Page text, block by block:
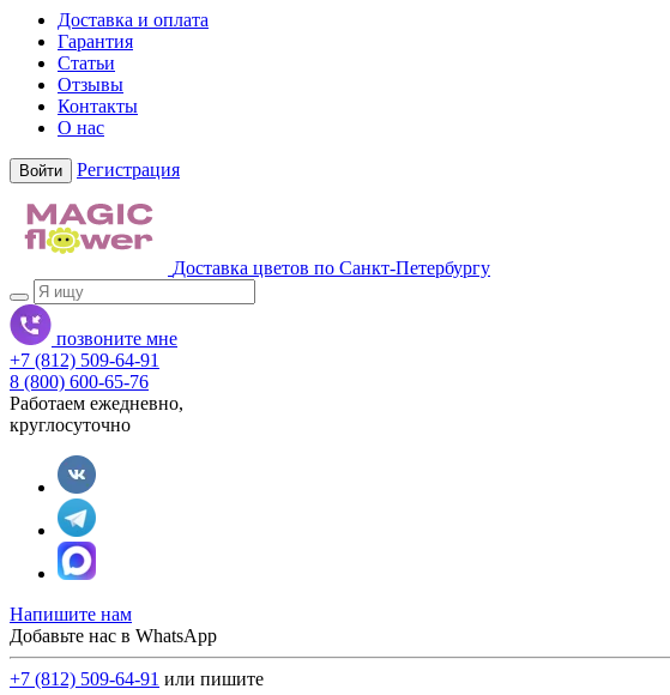
Доставка и оплата
Гарантия
Статьи
Отзывы
Контакты
О нас
Войти Регистрация
Доставка цветов по Санкт-Петербургу
позвоните мне
+7 (812) 509-64-91
8 (800) 600-65-76
Работаем ежедневно,
круглосуточно
Напишите нам
Добавьте нас в WhatsApp
+7 (812) 509-64-91 или пишите